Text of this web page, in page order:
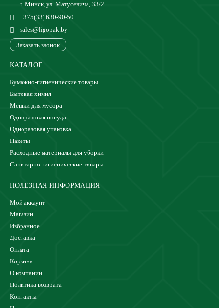
г. Минск, ул. Матусевича, 33/2
+375(33) 630-90-50
sales@ligopak.by
Заказать звонок
КАТАЛОГ
Бумажно-гигиенические товары
Бытовая химия
Мешки для мусора
Одноразовая посуда
Одноразовая упаковка
Пакеты
Расходные материалы для уборки
Санитарно-гигиенические товары
ПОЛЕЗНАЯ ИНФОРМАЦИЯ
Мой аккаунт
Магазин
Избранное
Доставка
Оплата
Корзина
О компании
Политика возврата
Контакты